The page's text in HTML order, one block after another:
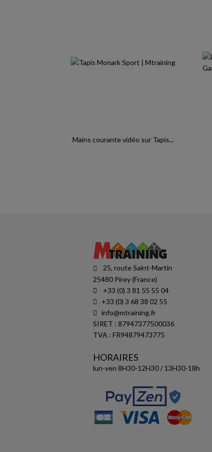
Mains courante vidéo sur Tapis...
25, route Saint-Martin
25480 Pirey (France)
+33 (0) 3 81 55 55 04
+33 (0) 3 68 38 02 55
info@mtraining.fr
SIRET : 87947377500036
TVA : FR94879473775
HORAIRES
lun-ven 8H30-12H30 / 13H30-18h